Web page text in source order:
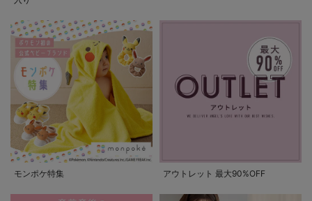
モンポケ特集 アウトレット 最大90%OFF